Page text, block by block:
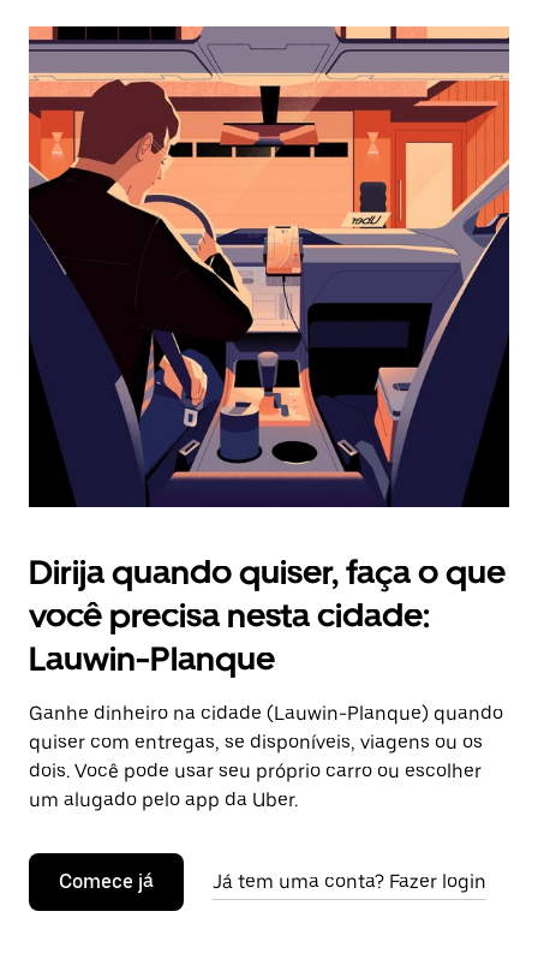
interagir
o
calendário
selecionar
uma
data.
Pressione
a
tecla
“ESC”
o
calendário.
Dirija quando quiser, faça o que
você precisa nesta cidade:
Lauwin-Planque
Ganhe dinheiro na cidade (Lauwin-Planque) quando
quiser com entregas, se disponíveis, viagens ou os
dois. Você pode usar seu próprio carro ou escolher
um alugado pelo app da Uber.
Comece já Já tem uma conta? Fazer login